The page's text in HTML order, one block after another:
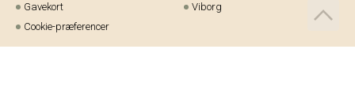
Gavekort
Cookie-præferencer
Viborg